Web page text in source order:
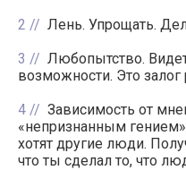
2
Лень. Упрощать.
3
Любопытство.
возможности. Это залог
4
Зависимость от
«непризнанным
хотят другие люди.
что ты сделал то, что